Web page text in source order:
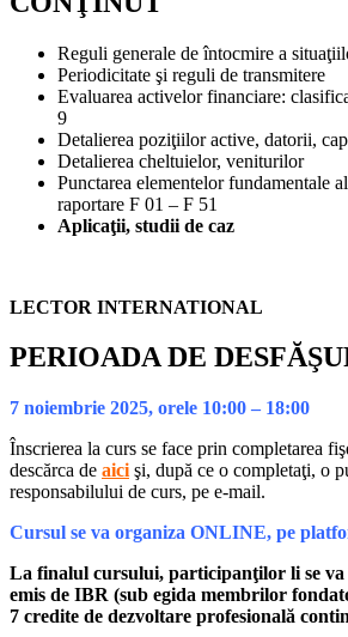
Reguli generale de întocmire a
Periodicitate şi reguli de transmitere
Evaluarea activelor financiare:
9
Detalierea poziţiilor active, datorii,
Detalierea cheltuielor, veniturilor
Punctarea elementelor fundamentale
raportare F 01 – F 51
Aplicaţii, studii de caz
LECTOR INTERNATIONAL
PERIOADA DE
7 noiembrie 2025, orele 10:00 – 18:00
Înscrierea la curs se face prin completarea
descărca de aici şi, după ce o completaţi, o
responsabilului de curs, pe e-mail.
Cursul se va organiza ONLINE, pe
La finalul cursului, participanţilor li se
emis de IBR (sub egida membrilor
7 credite de dezvoltare profesională